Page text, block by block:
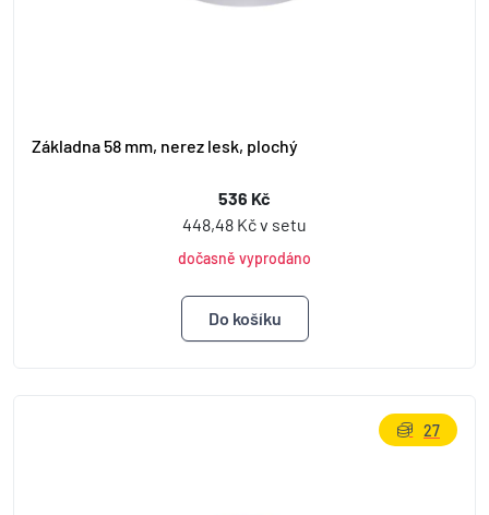
Základna 58 mm, nerez lesk, plochý
536 Kč
448,48 Kč v setu
dočasně vyprodáno
27